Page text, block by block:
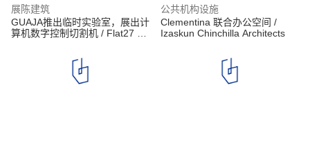
展陈建筑
GUAJA推出临时实验室，展出计
算机数字控制切割机 / Flat27 +
公共机构设施
Clementina 联合办公空间 /
Izaskun Chinchilla Architects